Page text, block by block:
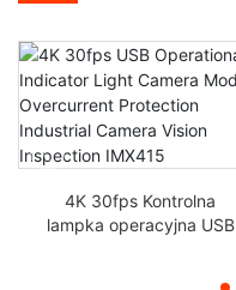
4K 30fps Kontrolna
lampka operacyjna USB